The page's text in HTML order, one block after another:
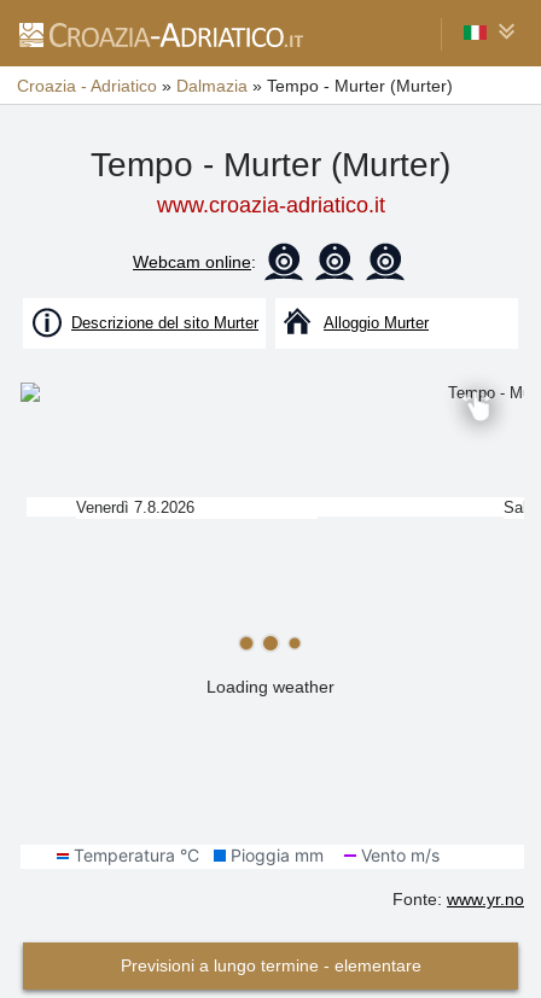
Croazia - Adriatico » Dalmazia » Tempo - Murter (Murter)
Tempo - Murter (Murter)
www.croazia-adriatico.it
Webcam online:
Descrizione del sito Murter Alloggio Murter
Loading weather
Venerdì 7.8.2026
Fonte: www.yr.no
Previsioni a lungo termine - elementare